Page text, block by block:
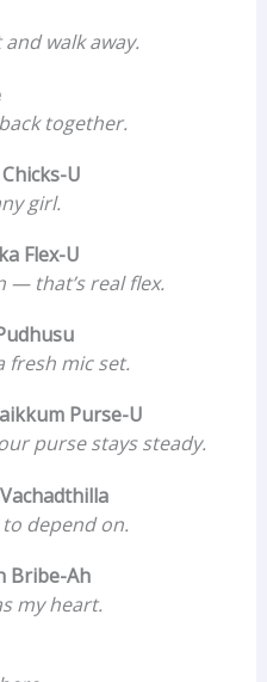
walk away.
together.
U
girl.
Flex-U
— that’s real flex.
fresh mic set.
Purse-U
purse stays steady.
depend on.
Bribe-Ah
my heart.